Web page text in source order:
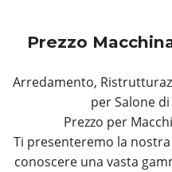
Prezzo
Arredamento,
per Salone di
Prezzo per
Ti presenteremo la
conoscere una vasta